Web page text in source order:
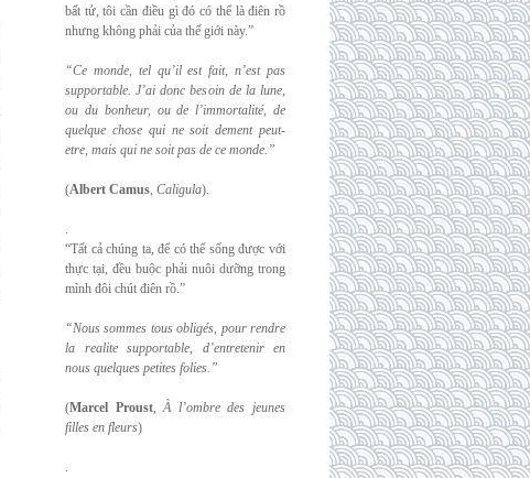
bất tử, tôi cần điều gì đó có thể là điên rồ
nhưng không phải của thế giới này.”
“Ce monde, tel qu’il est fait, n’est pas
supportable. J’ai donc besoin de la lune,
ou du bonheur, ou de l’immortalité, de
quelque chose qui ne soit dement peut-
etre, mais qui ne soit pas de ce monde.”
(Albert Camus, Caligula).
.
“Tất cả chúng ta, để có thể sống được với
thực tại, đều buộc phải nuôi dưỡng trong
mình đôi chút điên rồ.”
“Nous sommes tous obligés, pour rendre
la realite supportable, d’entretenir en
nous quelques petites folies.”
(Marcel Proust,À l’ombre des jeunes
filles en fleurs)
.